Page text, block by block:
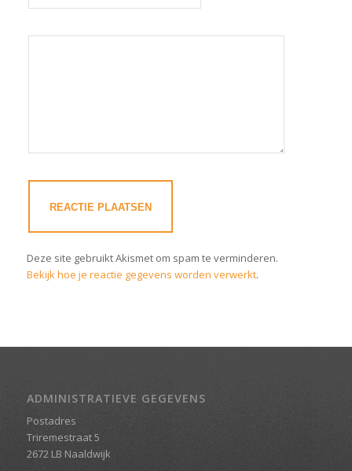
Deze site gebruikt Akismet om spam te verminderen.
Bekijk hoe je reactie gegevens worden verwerkt.
ADMINISTRATIEVE GEGEVENS
Postadres
Triremestraat 5
2672 LB Naaldwijk